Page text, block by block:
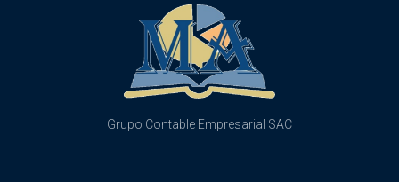
Grupo Contable Empresarial SAC